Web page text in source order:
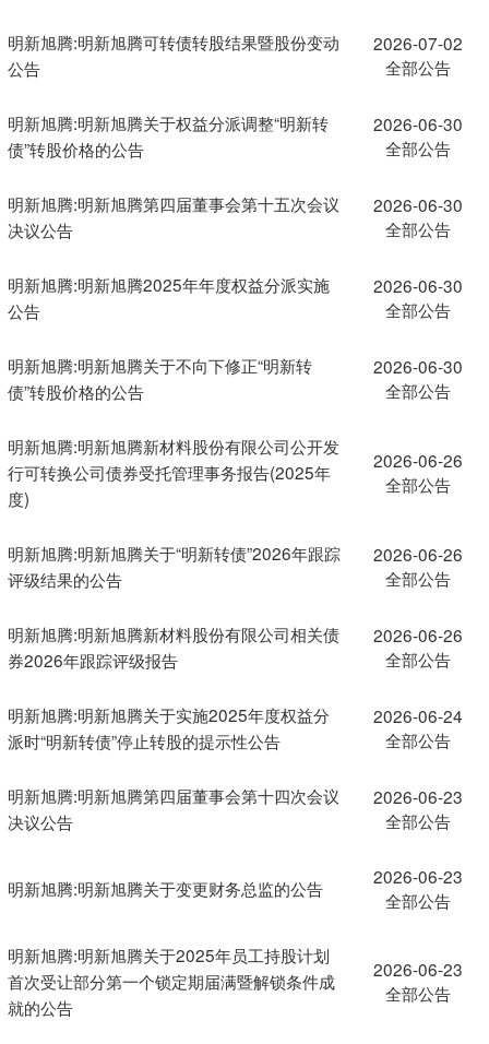
明新旭腾:明新旭腾可转债转股结果暨股份变动
公告
2026-07-02
全部公告
明新旭腾:明新旭腾关于权益分派调整“明新转
债”转股价格的公告
2026-06-30
全部公告
明新旭腾:明新旭腾第四届董事会第十五次会议
决议公告
2026-06-30
全部公告
明新旭腾:明新旭腾2025年年度权益分派实施
公告
2026-06-30
全部公告
明新旭腾:明新旭腾关于不向下修正“明新转
债”转股价格的公告
2026-06-30
全部公告
明新旭腾:明新旭腾新材料股份有限公司公开发
行可转换公司债券受托管理事务报告(2025年
度)
2026-06-26
全部公告
明新旭腾:明新旭腾关于“明新转债”2026年跟踪
评级结果的公告
2026-06-26
全部公告
明新旭腾:明新旭腾新材料股份有限公司相关债
券2026年跟踪评级报告
2026-06-26
全部公告
明新旭腾:明新旭腾关于实施2025年度权益分
派时“明新转债”停止转股的提示性公告
2026-06-24
全部公告
明新旭腾:明新旭腾第四届董事会第十四次会议
决议公告
2026-06-23
全部公告
明新旭腾:明新旭腾关于变更财务总监的公告
2026-06-23
全部公告
明新旭腾:明新旭腾关于2025年员工持股计划
首次受让部分第一个锁定期届满暨解锁条件成
就的公告
2026-06-23
全部公告